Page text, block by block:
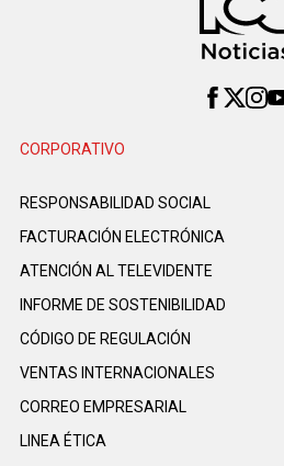
CORPORATIVO
RESPONSABILIDAD SOCIAL
FACTURACIÓN ELECTRÓNICA
ATENCIÓN AL TELEVIDENTE
INFORME DE SOSTENIBILIDAD
CÓDIGO DE REGULACIÓN
VENTAS INTERNACIONALES
CORREO EMPRESARIAL
LINEA ÉTICA